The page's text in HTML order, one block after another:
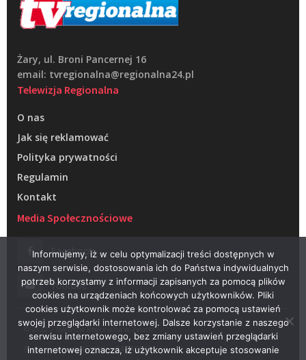
Żary, ul. Broni Pancernej 16
email: tvregionalna@regionalna24.pl
Telewizja Regionalna
O nas
Jak się reklamować
Polityka prywatności
Regulamin
Kontakt
Media Społecznościowe
Facebook
Youtube
© 2022 – Telewizja Regionalna w Żarach
Projektowanie stron WWW –RAGACOM
Informujemy, iż w celu optymalizacji treści dostępnych w
naszym serwisie, dostosowania ich do Państwa indywidualnych
potrzeb korzystamy z informacji zapisanych za pomocą plików
cookies na urządzeniach końcowych użytkowników. Pliki
cookies użytkownik może kontrolować za pomocą ustawień
swojej przeglądarki internetowej. Dalsze korzystanie z naszego
serwisu internetowego, bez zmiany ustawień przeglądarki
internetowej oznacza, iż użytkownik akceptuje stosowanie